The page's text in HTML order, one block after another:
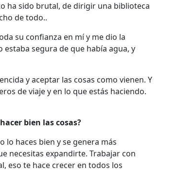
ha sido brutal, de dirigir una biblioteca
de todo..
su confianza en mí y me dio la
segura de que había agua, y
y aceptar las cosas como vienen. Y
de viaje y en lo que estás haciendo.
bien las cosas?
lo haces bien y se genera más
necesitas expandirte. Trabajar con
eso te hace crecer en todos los